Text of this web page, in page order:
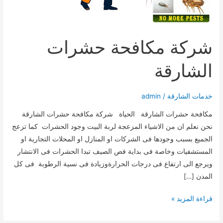
شركة مكافحة حشرات
الشارقة
خدمات الشارقة /
admin
مكافحة حشرات الشارقة الحياة شركة مكافحة حشرات الشارقة
نحن نعلم ان من الاشياء المزعجة لربة البيت وجود الحشرات كما تزعج
الجميع بسبب وجودها فى الشركات او المنازل او المحلات التجارية او
المستشفيات وخاصة فى بداية فص الصيف تبدا الحشرات فى الانتشار
ويرجع الى ارتفاع فى درجات الحرارةوزيادة فى نسية الرطوبة فى كل
المدن […]
شركة
قراءة المزيد »